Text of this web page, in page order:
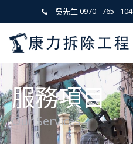
吳先生 0970 - 765 - 104
服務項目
Our Services